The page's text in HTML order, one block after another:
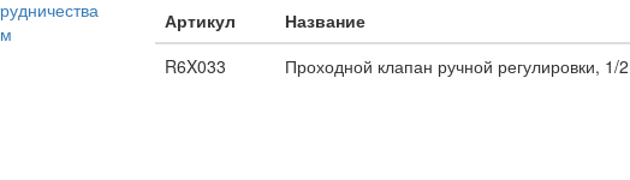
Артикул
Название
R6X033
Проходной клапан ручной регулировки, 1/2